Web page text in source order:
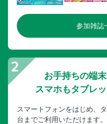
参加雑誌
お手持ちの端
スマホもタブレ
スマートフォンをはじめ、
台までご利用いただけます。